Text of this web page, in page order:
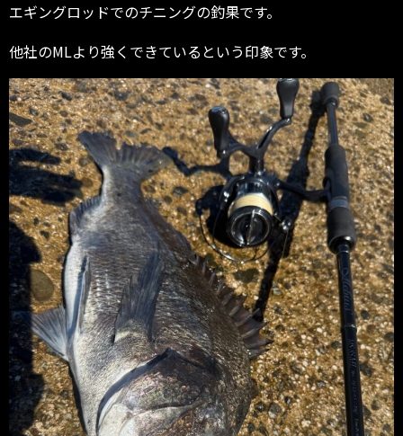
エギングロッドでのチニングの釣果です。
他社のMLより強くできているという印象です。